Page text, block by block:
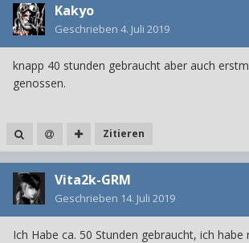
Kakyo
Geschrieben 4. Juli 2019
knapp 40 stunden gebraucht aber auch
genossen.
Zitieren
Vita2k-GRM
Geschrieben 14. Juli 2019
Ich Habe ca. 50 Stunden gebraucht, ich habe